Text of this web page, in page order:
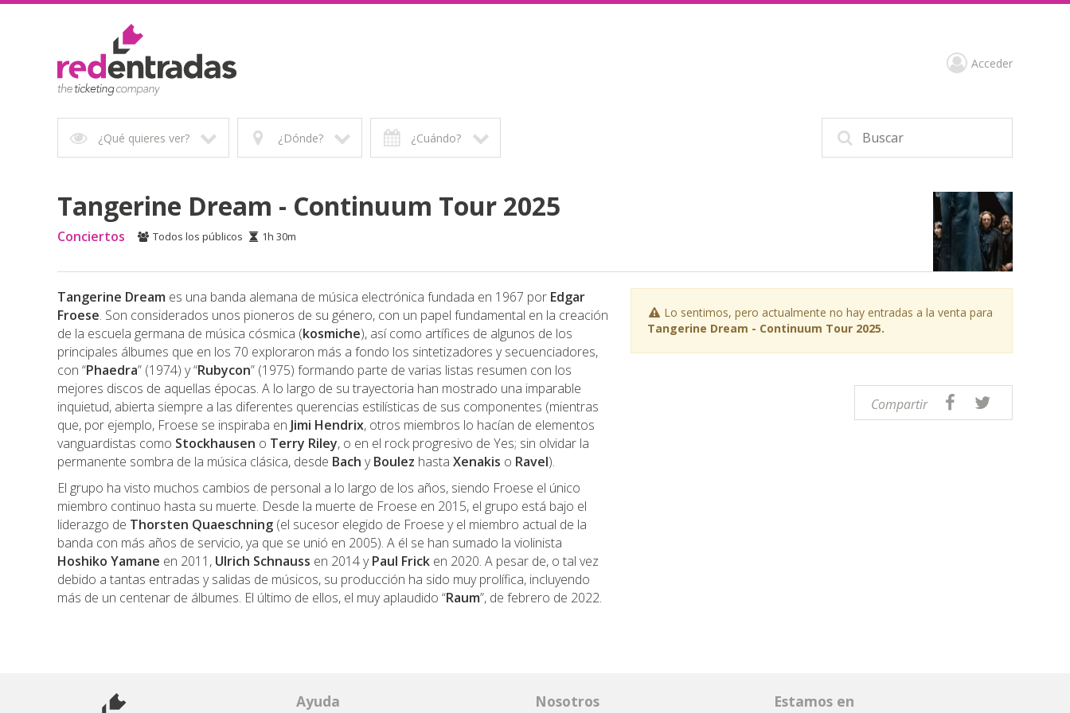
Acceder
¿Qué quieres ver? ¿Dónde? ¿Cuándo?
Tangerine Dream - Continuum Tour 2025
Conciertos Todos los públicos 1h 30m
Tangerine Dream es una banda alemana de música electrónica fundada en 1967 por Edgar
Froese. Son considerados unos pioneros de su género, con un papel fundamental en la creación
de la escuela germana de música cósmica (kosmiche), así como artífices de algunos de los
principales álbumes que en los 70 exploraron más a fondo los sintetizadores y secuenciadores,
con “Phaedra” (1974) y “Rubycon” (1975) formando parte de varias listas resumen con los
mejores discos de aquellas épocas. A lo largo de su trayectoria han mostrado una imparable
inquietud, abierta siempre a las diferentes querencias estilísticas de sus componentes (mientras
que, por ejemplo, Froese se inspiraba en Jimi Hendrix, otros miembros lo hacían de elementos
vanguardistas como Stockhausen o Terry Riley, o en el rock progresivo de Yes; sin olvidar la
permanente sombra de la música clásica, desde Bach yBoulez hasta Xenakis o Ravel).
El grupo ha visto muchos cambios de personal a lo largo de los años, siendo Froese el único
miembro continuo hasta su muerte. Desde la muerte de Froese en 2015, el grupo está bajo el
liderazgo de Thorsten Quaeschning (el sucesor elegido de Froese y el miembro actual de la
banda con más años de servicio, ya que se unió en 2005). A él se han sumado la violinista
Hoshiko Yamane en 2011, Ulrich Schnauss en 2014 yPaul Frick en 2020. A pesar de, o tal vez
debido a tantas entradas y salidas de músicos, su producción ha sido muy prolífica, incluyendo
más de un centenar de álbumes. El último de ellos, el muy aplaudido “Raum”, de febrero de 2022.
Lo sentimos, pero actualmente no hay entradas a la venta para
Tangerine Dream - Continuum Tour 2025.
Compartir
Ayuda Nosotros Estamos en